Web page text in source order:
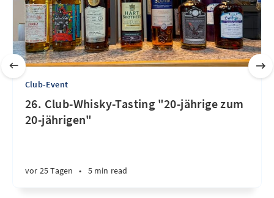
Club-Event
26. Club-Whisky-Tasting "20-jährige zum
20-jährigen"
vor 25 Tagen • 5 min read